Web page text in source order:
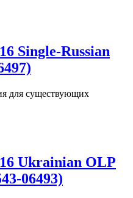
Single-Russian
для существующих
Ukrainian OLP
06493)